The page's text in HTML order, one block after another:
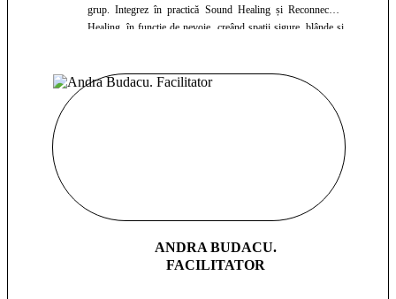
grup. Integrez în practică Sound Healing și Reconnective
Healing, în funcție de nevoie, creând spații sigure, blânde și
ANDRA BUDACU.
FACILITATOR